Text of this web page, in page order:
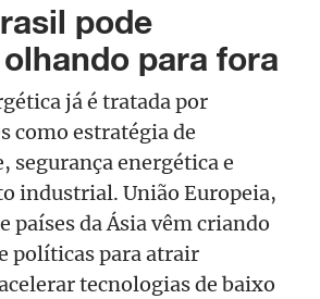
pode
para fora
já é tratada por
como estratégia de
segurança energética e
industrial. União Europeia,
países da Ásia vêm criando
políticas para atrair
tecnologias de baixo